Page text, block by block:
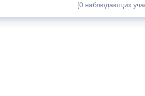
[0 наблюдающих